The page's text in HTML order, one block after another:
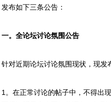
发布如下三条公告：
一。全论坛讨论氛围公告
针对近期论坛讨论氛围现状，现发
1。在正常讨论的帖子中，不得出